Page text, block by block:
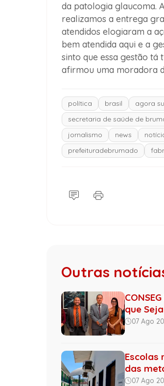
da patologia glaucoma.
realizamos a entrega
atendidos elogiaram a
bem atendida aqui e a
sinto que essa gestão tá
afirmou uma moradora
política brasil agora
secretaria de saúde de
jornalismo
news
prefeituradebrumado
Outras
que
07 Ago
Escolas
das
07 Ago